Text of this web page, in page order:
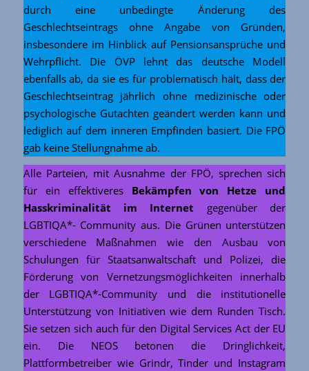
durch eine unbedingte Änderung des
Geschlechtseintrags ohne Angabe von Gründen,
insbesondere im Hinblick auf Pensionsansprüche und
Wehrpflicht. Die ÖVP lehnt das deutsche Modell
ebenfalls ab, da sie es für problematisch hält, dass der
Geschlechtseintrag jährlich ohne medizinische oder
psychologische Gutachten geändert werden kann und
lediglich auf dem inneren Empfinden basiert. Die FPÖ
gab keine Stellungnahme ab.
Alle Parteien, mit Ausnahme der FPÖ, sprechen sich
für ein effektiveres Bekämpfen von Hetze und
Hasskriminalität im Internet gegenüber der
LGBTIQA*- Community aus. Die Grünen unterstützen
verschiedene Maßnahmen wie den Ausbau von
Schulungen für Staatsanwaltschaft und Polizei, die
Förderung von Vernetzungsmöglichkeiten innerhalb
der LGBTIQA*-Community und die institutionelle
Unterstützung von Initiativen wie dem Runden Tisch.
Sie setzen sich auch für den Digital Services Act der EU
ein. Die NEOS betonen die Dringlichkeit,
Plattformbetreiber wie Grindr, Tinder und Instagram